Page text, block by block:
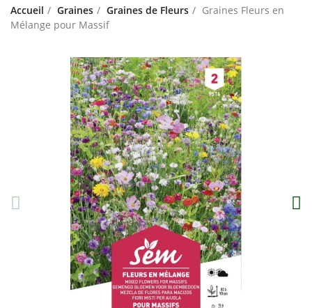
Accueil Graines Graines de Fleurs
Graines Fleurs en
Mélange pour Massif